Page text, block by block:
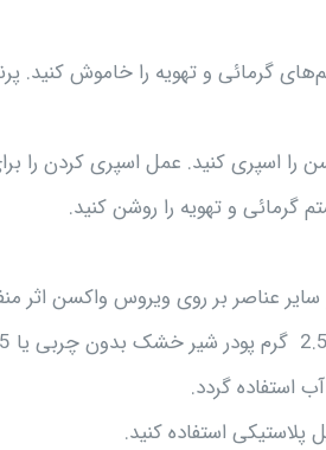
گرمائی و تهویه را خاموش کنید.
گرمائی و تهویه را روشن کنید.
عناصر بر روی ویروس واکسن اثر
پلاستیکی استفاده کنید.